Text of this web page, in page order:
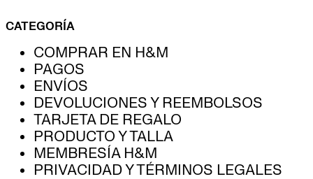
CATEGORÍA
COMPRAR EN H&M
PAGOS
ENVÍOS
DEVOLUCIONES Y REEMBOLSOS
TARJETA DE REGALO
PRODUCTO Y TALLA
MEMBRESÍA H&M
PRIVACIDAD Y TÉRMINOS LEGALES